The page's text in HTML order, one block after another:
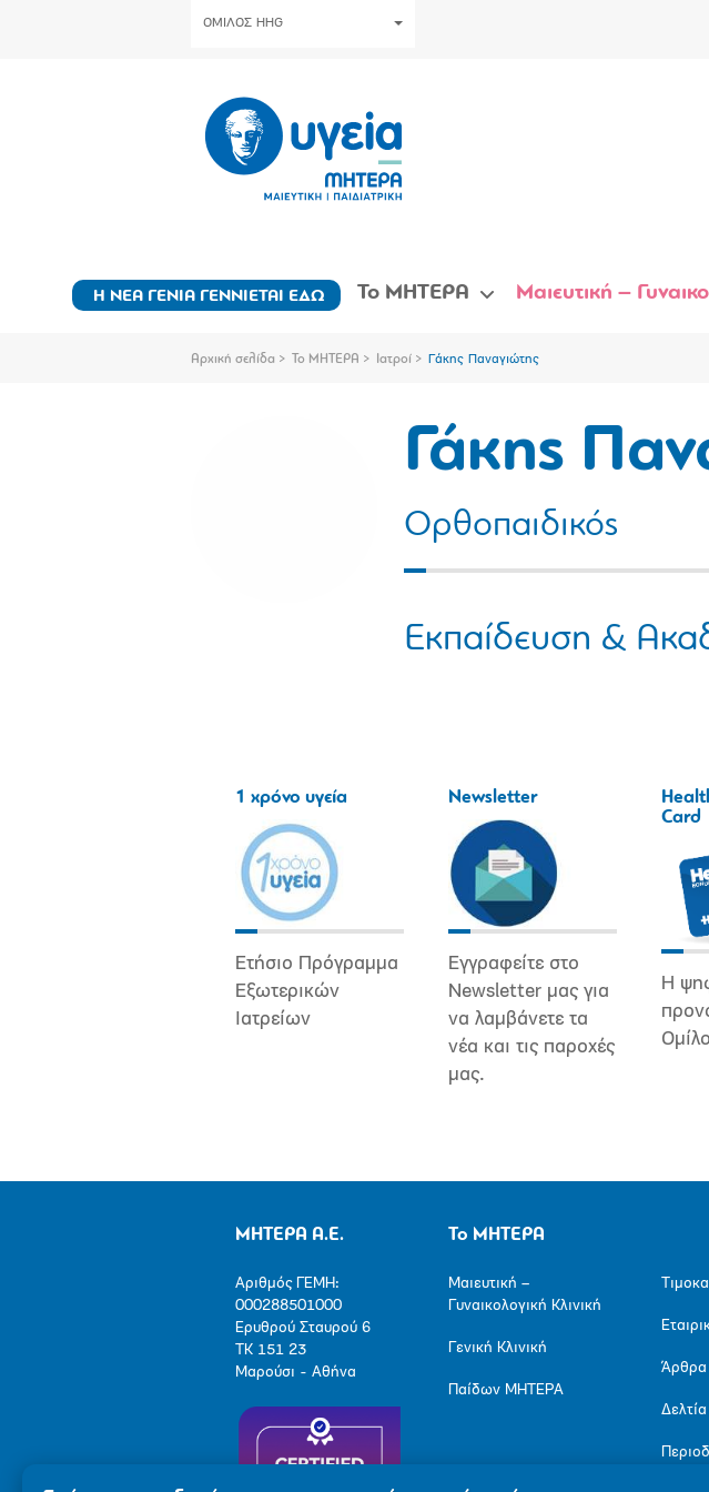
ΟΜΙΛΟΣ HHG
Η ΝΕΑ ΓΕΝΙΑ ΓΕΝΝΙΕΤΑΙ ΕΔΩ Το ΜΗΤΕΡΑ Μαιευτική –
Αρχική σελίδα Το ΜΗΤΕΡΑ Ιατροί Γάκης Παναγιώτης
Γάκης
Ορθοπαιδικός
Εκπαίδευση &
1 χρόνο υγεία
Ετήσιο Πρόγραμμα
Εξωτερικών
Ιατρείων
Newsletter
Εγγραφείτε στο
Newsletter μας για
να λαμβάνετε τα
νέα και τις παροχές
μας.
Card
Η
ΜΗΤΕΡΑ Α.Ε.
Αριθμός ΓΕΜΗ:
000288501000
Ερυθρού Σταυρού 6
ΤΚ 151 23
Μαρούσι - Αθήνα
Το ΜΗΤΕΡΑ
Μαιευτική –
Γυναικολογική Κλινική
Γενική Κλινική
Παίδων ΜΗΤΕΡΑ
Άρθρα